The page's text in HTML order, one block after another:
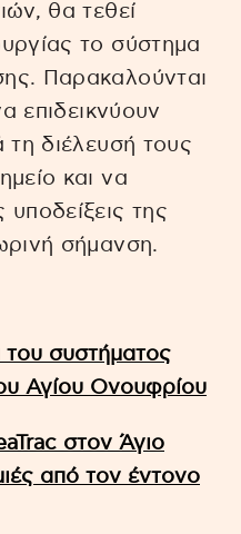
θα τεθεί
το σύστημα
Παρακαλούνται
επιδεικνύουν
τη διέλευσή τους
και να
της
σήμανση.
του συστήματος
Αγίου Ονουφρίου
στον Άγιο
από τον έντονο